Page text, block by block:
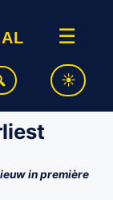
☰
in première